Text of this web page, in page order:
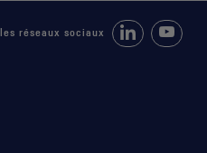
réseaux sociaux Retrouvez-